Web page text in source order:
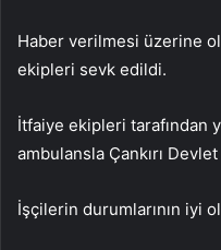
Haber verilmesi üzerine
ekipleri sevk edildi.
İtfaiye ekipleri tarafından
ambulansla Çankırı
İşçilerin durumlarının iyi